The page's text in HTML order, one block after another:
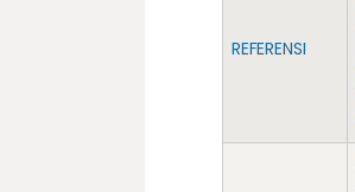
REFERENSI